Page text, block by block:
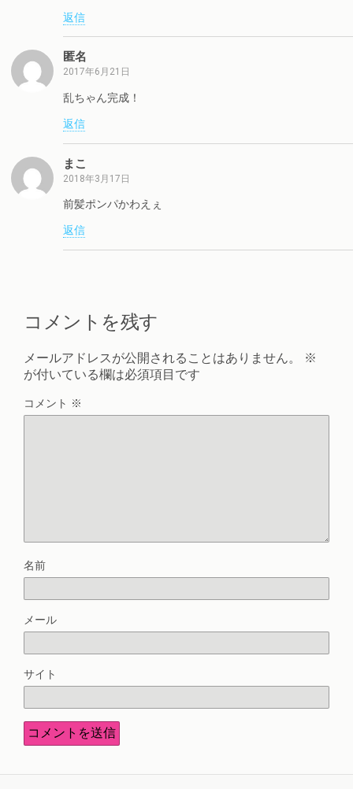
返信
匿名
2017年6月21日
乱ちゃん完成！
返信
まこ
2018年3月17日
前髪ポンパかわえぇ
返信
コメントを残す
メールアドレスが公開されることはありません。
※
が付いている欄は必須項目です
コメント ※
名前
メール
サイト